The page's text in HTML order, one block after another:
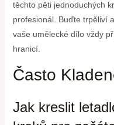
těchto pěti jednoduchých
profesionál. Buďte trpěliví
vaše umělecké dílo vždy
hranicí.
Často
Jak kreslit